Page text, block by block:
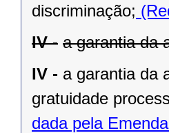
discriminação;
IV - a garantia da
IV - a garantia da
gratuidade
dada pela